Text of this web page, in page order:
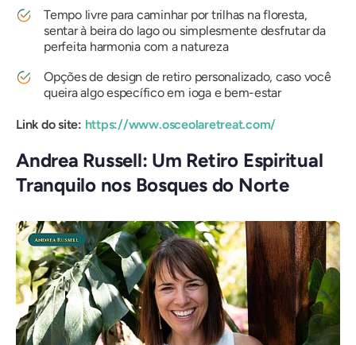
Tempo livre para caminhar por trilhas na floresta,
sentar à beira do lago ou simplesmente desfrutar da
perfeita harmonia com a natureza
Opções de design de retiro personalizado, caso você
queira algo específico em ioga e bem-estar
Link do site: https://www.osceolaretreat.com/
Andrea Russell: Um Retiro Espiritual
Tranquilo nos Bosques do Norte